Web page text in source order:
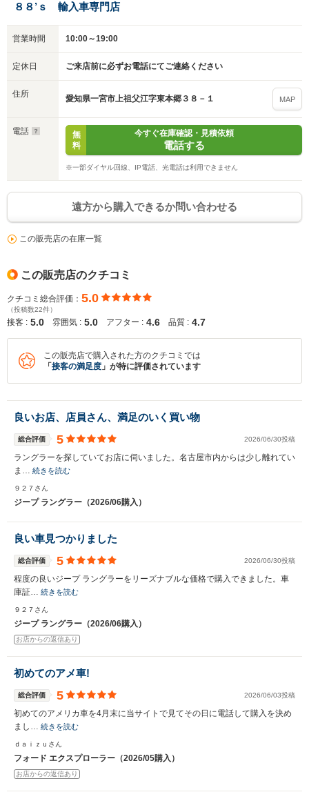
８８’ｓ 輸入車専門店
営業時間 10:00～19:00
定休日 ご来店前に必ずお電話にてご連絡ください
住所 愛知県一宮市上祖父江字東本郷３８－１ MAP
電話
無
料
今すぐ在庫確認・見積依頼
電話する
※一部ダイヤル回線、IP電話、光電話は利用できません
遠方から購入できるか問い合わせる
この販売店の在庫一覧
この販売店のクチコミ
クチコミ総合評価： 5.0
（投稿数22件）
接客 : 5.0 雰囲気 : 5.0 アフター : 4.6 品質 : 4.7
この販売店で購入された方のクチコミでは
「 接客の満足度 」が特に評価されています
良いお店、店員さん、満足のいく買い物
総合評価 5 2026/06/30投稿
ラングラーを探していてお店に伺いました。名古屋市内からは少し離れてい
ま… 続きを読む
９２７さん
ジープ ラングラー（2026/06購入）
良い車見つかりました
総合評価 5 2026/06/30投稿
程度の良いジープ ラングラーをリーズナブルな価格で購入できました。車
庫証… 続きを読む
９２７さん
ジープ ラングラー（2026/06購入）
お店からの返信あり
初めてのアメ車!
総合評価 5 2026/06/03投稿
初めてのアメリカ車を4月末に当サイトで見てその日に電話して購入を決め
まし… 続きを読む
ｄａｉｚｕさん
フォード エクスプローラー（2026/05購入）
お店からの返信あり
※次回問い合わせをする際に自動入力されます
※保存された情報は
日で破棄されます